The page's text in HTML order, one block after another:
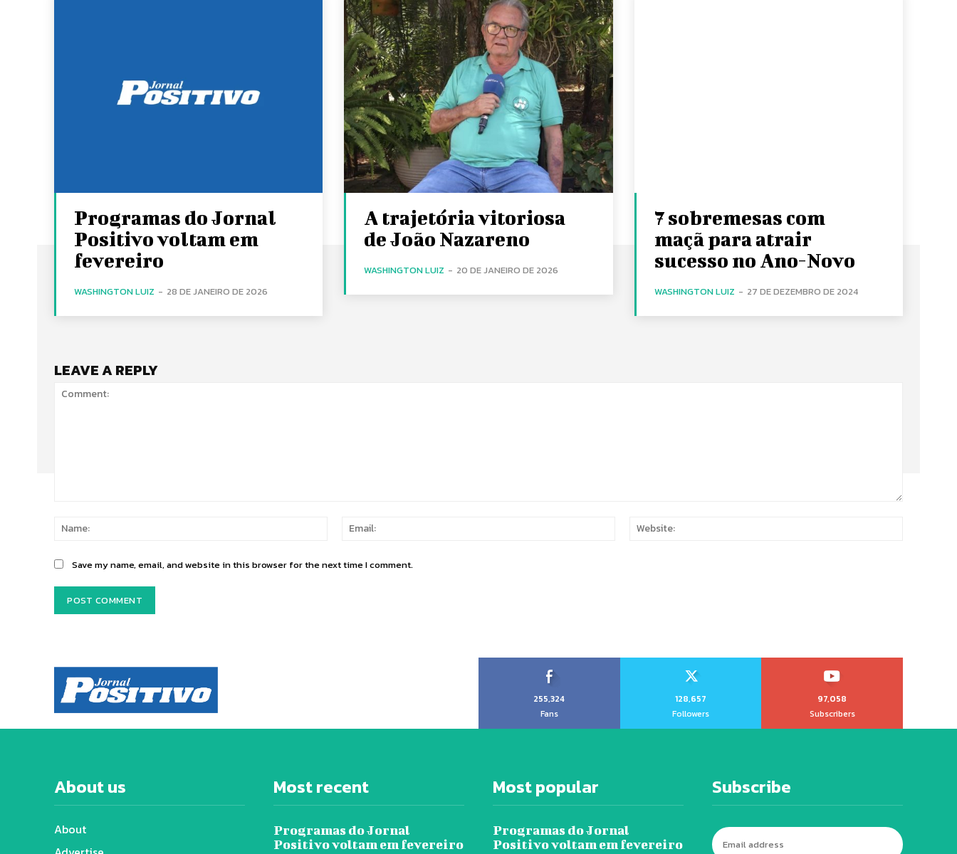
Programas do Jornal
Positivo voltam em
fevereiro
WASHINGTON LUIZ - 28 DE JANEIRO DE 2026
A trajetória vitoriosa
de João Nazareno
WASHINGTON LUIZ - 20 DE JANEIRO DE 2026
7 sobremesas com
maçã para atrair
sucesso no Ano-Novo
WASHINGTON LUIZ - 27 DE DEZEMBRO DE 2024
LEAVE A REPLY
Name:
Email:
Save my name, email, and website in this browser for the next time I comment.
255,324
Fans
128,657
Followers
97,058
Subscribers
About us
About
Most recent
Programas do Jornal
Positivo voltam em fevereiro
Most popular
Programas do Jornal
Positivo voltam em fevereiro
Subscribe